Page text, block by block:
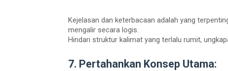
Kejelasan dan keterbacaan adalah yang
mengalir secara logis.
Hindari struktur kalimat yang terlalu rumit,
7. Pertahankan Konsep Utama: